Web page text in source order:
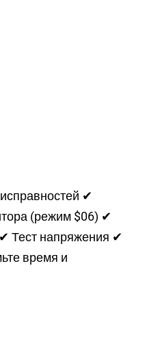
✔
(режим $06) ✔
Тест напряжения ✔
время и